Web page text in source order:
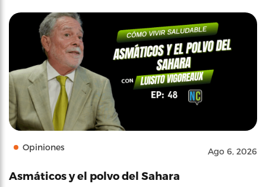
Opiniones Ago 6, 2026
Asmáticos y el polvo del Sahara